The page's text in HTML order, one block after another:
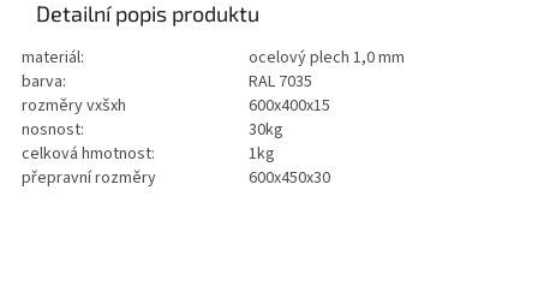
Detailní popis produktu
materiál:
ocelový plech 1,0 mm
barva:
RAL 7035
rozměry vxšxh
600x400x15
nosnost:
30kg
celková hmotnost:
1kg
přepravní rozměry
600x450x30